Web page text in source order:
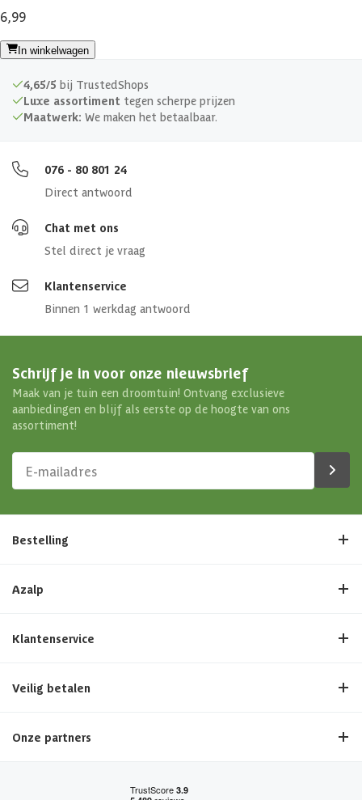
6,99
In winkelwagen
4,65/5 bij TrustedShops
Luxe assortiment tegen scherpe prijzen
Maatwerk: We maken het betaalbaar.
076 - 80 801 24
Direct antwoord
Chat met ons
Stel direct je vraag
Klantenservice
Binnen 1 werkdag antwoord
Schrijf je in voor onze nieuwsbrief
Maak van je tuin een droomtuin! Ontvang exclusieve
aanbiedingen en blijf als eerste op de hoogte van ons
assortiment!
Bestelling
Azalp
Klantenservice
Veilig betalen
Onze partners